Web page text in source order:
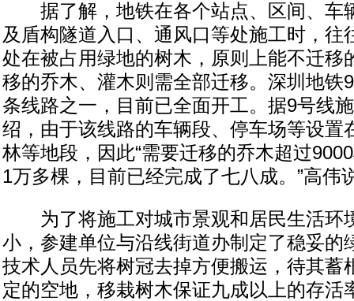
据了解，地铁在各个站点、区间、车
及盾构隧道入口、通风口等处施工时，往
处在被占用绿地的树木，原则上能不迁移
移的乔木、灌木则需全部迁移。深圳地铁
条线路之一，目前已全面开工。据9号线
绍，由于该线路的车辆段、停车场等设置
林等地段，因此“需要迁移的乔木超过
1万多棵，目前已经完成了七八成。”高伟
为了将施工对城市景观和居民生活环
小，参建单位与沿线街道办制定了稳妥的
技术人员先将树冠去掉方便搬运，待其蓄
定的空地，移栽树木保证九成以上的存活